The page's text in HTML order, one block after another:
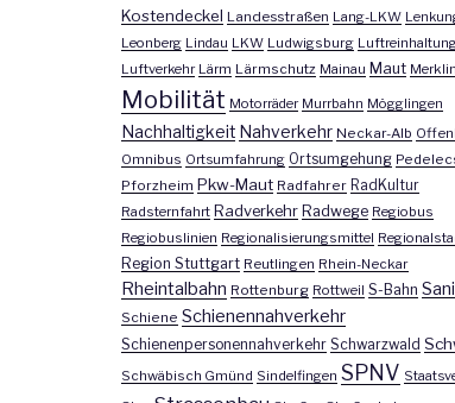
Kostendeckel Landesstraßen Lang-LKW
Leonberg Lindau LKW Ludwigsburg
Luftverkehr Lärm Lärmschutz Mainau Maut
Mobilität Motorräder Murrbahn Mögglingen
Nachhaltigkeit Nahverkehr Neckar-Alb
Omnibus Ortsumfahrung Ortsumgehung
Pforzheim Pkw-Maut Radfahrer RadKultur
Radsternfahrt Radverkehr Radwege Regiobus
Regiobuslinien Regionalisierungsmittel
Region Stuttgart Reutlingen Rhein-Neckar
Rheintalbahn Rottenburg Rottweil S-Bahn
Schiene Schienennahverkehr
Schienenpersonennahverkehr Schwarzwald
Schwäbisch Gmünd Sindelfingen SPNV